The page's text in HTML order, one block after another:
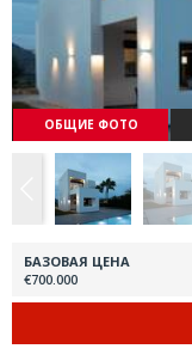
ОБЩИЕ ФОТО
БАЗОВАЯ ЦЕНА
€700.000